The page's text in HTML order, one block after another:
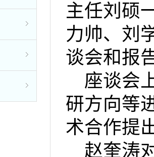
主任刘硕
力帅、刘
谈会和报
座谈会
研方向等
术合作提
赵奎涛